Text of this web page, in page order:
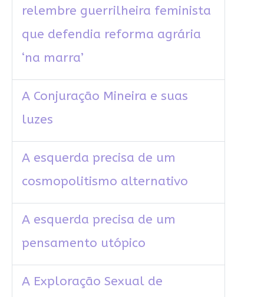
relembre guerrilheira feminista
que defendia reforma agrária
‘na marra’
A Conjuração Mineira e suas
luzes
A esquerda precisa de um
cosmopolitismo alternativo
A esquerda precisa de um
pensamento utópico
A Exploração Sexual de